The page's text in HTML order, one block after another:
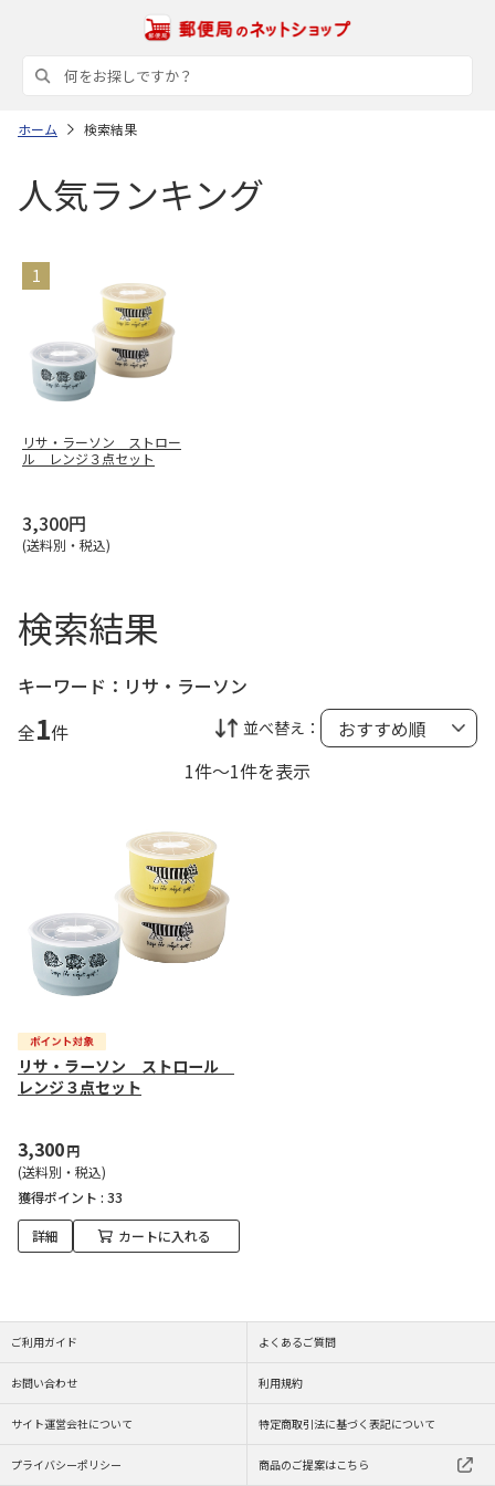
ホーム 検索結果
人気ランキング
リサ・ラーソン ストロー
ル レンジ３点セット
3,300円
(送料別・税込)
検索結果
キーワード： リサ・ラーソン
全1件 並べ替え：
1件～1件を表示
リサ・ラーソン ストロール
レンジ３点セット
3,300円
(送料別・税込)
獲得ポイント : 33
詳細 カートに入れる
ご利用ガイド よくあるご質問
お問い合わせ 利用規約
サイト運営会社について 特定商取引法に基づく表記について
プライバシーポリシー 商品のご提案はこちら